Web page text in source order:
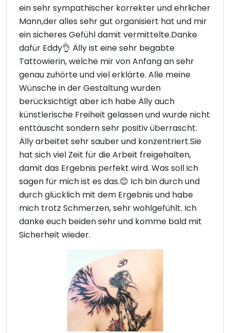
ein sehr sympathischer korrekter und ehrlicher
Mann,der alles sehr gut organisiert hat und mir
ein sicheres Gefühl damit vermittelte.Danke
dafür Eddy👌 Älly ist eine sehr begabte
Tattowierin, welche mir von Anfang an sehr
genau zuhörte und viel erklärte. Alle meine
Wünsche in der Gestaltung wurden
berücksichtigt aber ich habe Älly auch
künstlerische Freiheit gelassen und wurde nicht
enttäuscht sondern sehr positiv überrascht.
Älly arbeitet sehr sauber und konzentriert.Sie
hat sich viel Zeit für die Arbeit freigehalten,
damit das Ergebnis perfekt wird. Was soll ich
sagen für mich ist es das.😊 Ich bin durch und
durch glücklich mit dem Ergebnis und habe
mich trotz Schmerzen, sehr wohlgefühlt. Ich
danke euch beiden sehr und komme bald mit
Sicherheit wieder.